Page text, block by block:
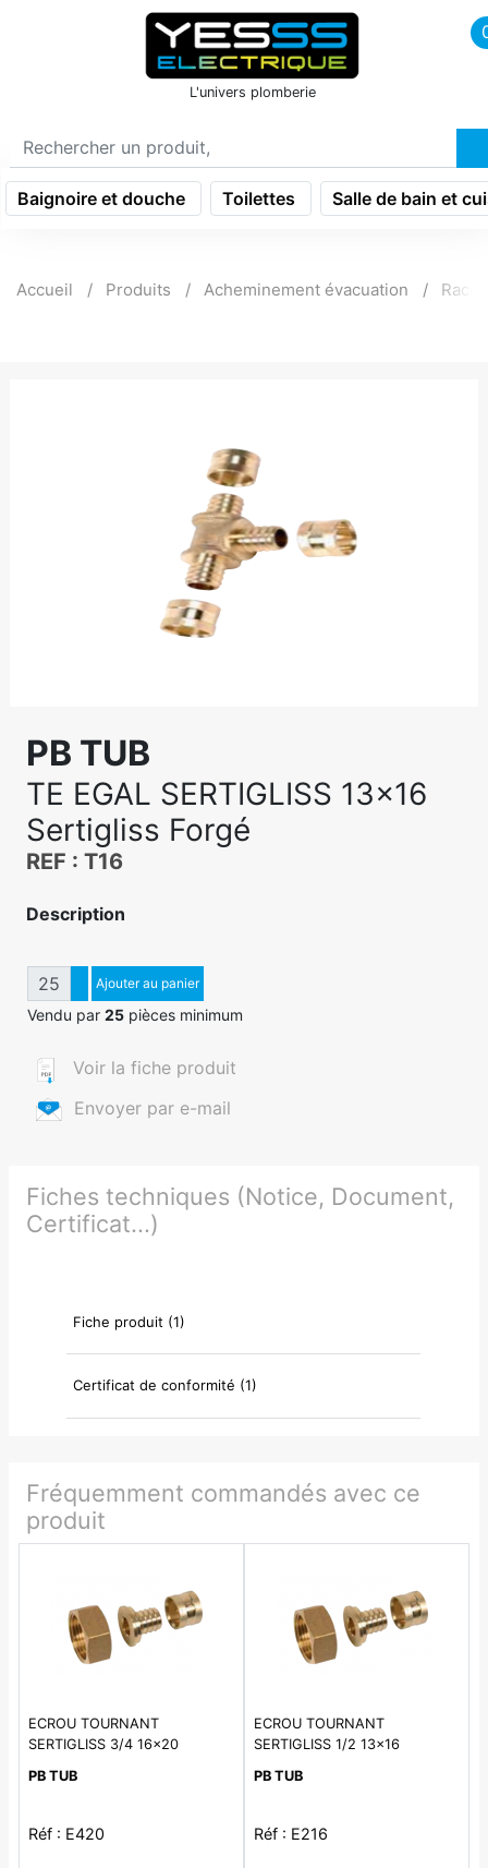
icon menu burger
L'univers plomberie
Baignoire et douche Toilettes Salle de bain et
Accueil Produits Acheminement évacuation
PB TUB
TE EGAL SERTIGLISS 13x16
Sertigliss Forgé
REF : T16
Description
QuantitéAugmenter quantité
Diminuer quantité
Ajouter au panier
Vendu par 25 pièces minimum
Voir la fiche produit
Envoyer par e-mail
Fiches techniques (Notice, Document,
Certificat...)
Fiche produit (1)
Certificat de conformité (1)
Fréquemment commandés avec ce
produit
ECROU TOURNANT
SERTIGLISS 3/4 16x20
PB TUB
Réf : E420
ECROU TOURNANT
SERTIGLISS 1/2 13x16
PB TUB
Réf : E216